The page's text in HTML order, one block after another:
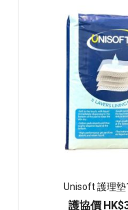
Unisoft 護理
護協價